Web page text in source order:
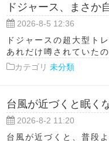
ドジャース、まさか
2026-8-5 12:36
ドジャースの超大型ト
あれだけ噂されていた
カテゴリ 未分類
台風が近づくと眠く
2026-8-2 11:20
台風が近づくと、普段